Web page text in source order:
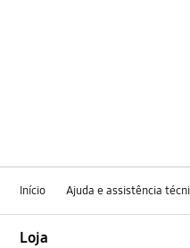
Início Ajuda e assistência
Loja